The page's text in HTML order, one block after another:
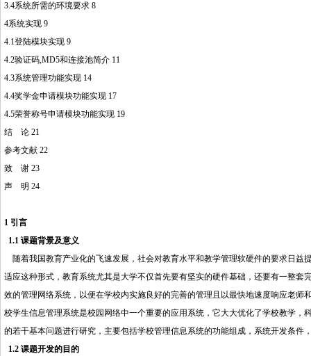
3.4系统所需的环境要求 8
4系统实现 9
4.1登陆模块实现 9
4.2验证码,MD5和连接池简介 11
4.3系统管理功能实现 14
4.4奖学金申请模块功能实现 17
4.5荣誉称号申请模块功能实现 19
结 论 21
参考文献 22
致 谢 23http://www.16sheji8.cn/
声 明 24
1 引言
1.1 课题背景及意义
随着我国教育产业化的飞速发展，社会对教育水平和教学管理软硬件的要求日益
适应这种形式，教育系统尤其是大学不仅首先要有坚实的硬件基础，还要有一整
效的管理网络系统，以便在学校内实施良好的完善的管理且以最快地速度响应老
校学生信息管理系统是校园网络中一个重要的应用系统，它大大优化了学校教学，
的若干基本问题进行研究，主要包括学校管理信息系统的功能组成，系统开发条件
1.2 课题开发的目的http://www.16sheji8.cn/